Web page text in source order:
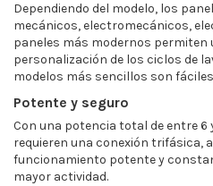
Dependiendo del modelo, los
mecánicos, electromecánicos,
paneles más modernos
personalización de los ciclos de
modelos más sencillos son
Potente y seguro
Con una potencia total de entre 6
requieren una conexión trifásica,
funcionamiento potente y
mayor actividad.